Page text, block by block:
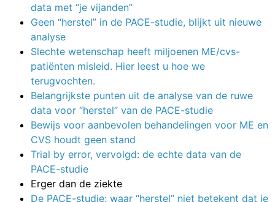
data met “je vijanden”
Geen “herstel” in de PACE-studie, blijkt uit nieuwe
analyse
Slechte wetenschap heeft miljoenen ME/cvs-
patiënten misleid. Hier leest u hoe we
terugvochten.
Belangrijkste punten uit de analyse van de ruwe
data voor “herstel” van de PACE-studie
Bewijs voor aanbevolen behandelingen voor ME en
CVS houdt geen stand
Trial by error, vervolgd: de echte data van de
PACE-studie
Erger dan de ziekte
De PACE-studie: waar “herstel” niet betekent dat je